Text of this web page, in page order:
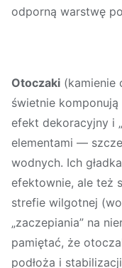
odporną warstwę
Otoczaki (kamienie
świetnie
efekt dekoracyjny i
elementami —
wodnych. Ich
efektownie, ale też
strefie wilgotnej
„zaczepiania” na
pamiętać, że
podłoża i